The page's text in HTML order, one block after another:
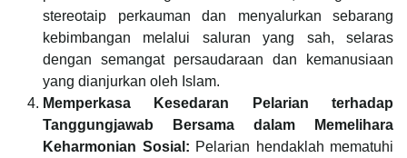
stereotaip perkauman dan menyalurkan sebarang
kebimbangan melalui saluran yang sah, selaras
dengan semangat persaudaraan dan kemanusiaan
yang dianjurkan oleh Islam.
Memperkasa Kesedaran Pelarian terhadap
Tanggungjawab Bersama dalam Memelihara
Keharmonian Sosial: Pelarian hendaklah mematuhi